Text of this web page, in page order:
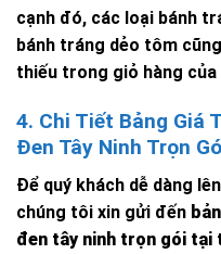
cạnh đó, các loại bánh
bánh tráng dẻo tôm
thiếu trong giỏ hàng của
4. Chi Tiết Bảng Giá
Đen Tây Ninh Trọn
Để quý khách dễ dàng
chúng tôi xin gửi đến
đen tây ninh trọn gói tại